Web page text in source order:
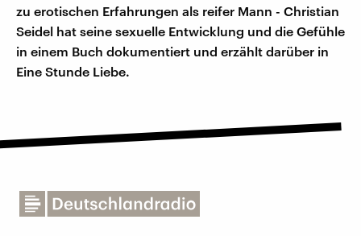
zu erotischen Erfahrungen als reifer Mann - Christian
Seidel hat seine sexuelle Entwicklung und die Gefühle
in einem Buch dokumentiert und erzählt darüber in
Eine Stunde Liebe.